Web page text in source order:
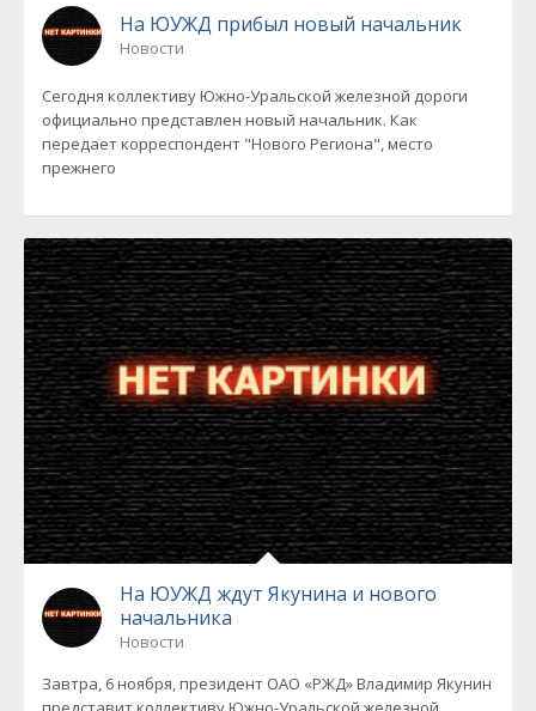
На ЮУЖД прибыл новый начальник
Новости
Сегодня коллективу Южно-Уральской железной дороги
официально представлен новый начальник. Как
передает корреспондент "Нового Региона", место
прежнего
На ЮУЖД ждут Якунина и нового
начальника
Новости
Завтра, 6 ноября, президент ОАО «РЖД» Владимир Якунин